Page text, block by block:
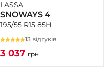
LASSA
SNOWAYS 4
195/55 R15 85H
13 відгуків
3 037 грн